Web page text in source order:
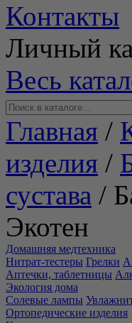
Контакты
Личный
Весь
Главная /
изделия /
сустава /
Экотен
Домашняя медтехника
Нитрат-тестеры Грелки
Аптечки, таблетницы
Экология дома
Солевые лампы
Ортопедические изделия